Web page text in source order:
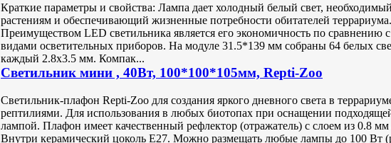
Краткие параметры и свойства: Лампа дает холодный белый свет,
растениям и обеспечивающий жизненные потребности обитателей террариума.
Преимуществом LED светильника является его экономичность по сравнению
видами осветительных приборов. На модуле 31.5*139 мм собраны 64 белых
каждый 2.8х3.5 мм. Компак...
Светильник мини , 40Вт, 100*100*105мм, Repti-Zoo
Светильник-плафон Repti-Zoo для создания яркого дневного света в
рептилиями. Для использования в любых биотопах при оснащении
лампой. Плафон имеет качественный рефлектор (отражатель) с слоем из 0.8
Внутри керамический цоколь Е27. Можно размещать любые лампы до 100 Вт